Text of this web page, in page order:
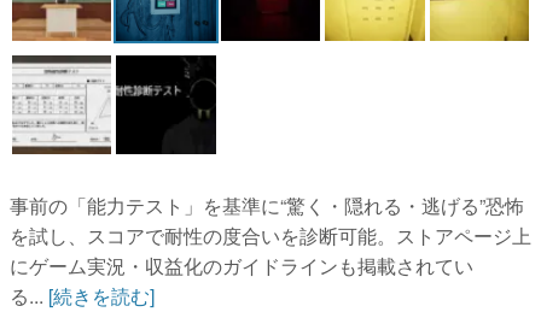
アプリレビュー
その他
電ファミニコゲーマーとは？
運営：株式会社マレ
事前の「能力テスト」を基準に“驚く・隠れる・逃げる”恐怖
を試し、スコアで耐性の度合いを診断可能。ストアページ上
にゲーム実況・収益化のガイドラインも掲載されてい
る... [続きを読む]